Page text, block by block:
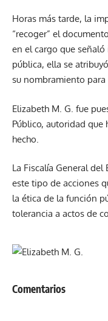
Horas más tarde, la
“recoger” el
en el cargo que
pública, ella se
su nombramiento
Elizabeth M. G. fue
Público, autoridad
hecho.
La Fiscalía General
este tipo de acciones
la ética de la función
tolerancia a actos de
Comentarios